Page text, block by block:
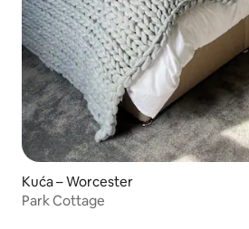
Kuća – Worcester
Park Cottage